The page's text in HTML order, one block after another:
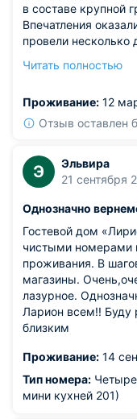
в составе крупной
Впечатления
провели несколько
обслуживающего
составляющие –
действительно
Читать полностью
Проживание: 12
Отзыв оставлен
Э
Эльвира
21 сентября
Однозначно
Гостевой дом
чистыми номерами
проживания. В
магазины.
лазурное.
Ларион всем!! Буду
близким
Проживание: 14
Тип номера:
мини кухней 201)